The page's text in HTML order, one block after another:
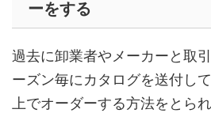
ーをする
過去に卸業者やメーカーと取
ーズン毎にカタログを送付し
上でオーダーする方法をとら